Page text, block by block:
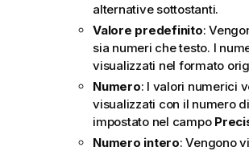
alternative sottostanti.
Valore predefinito:
sia numeri che testo. I
visualizzati nel formato
Numero: I valori numerici
visualizzati con il numero
impostato nel campo
Numero intero: Vengono